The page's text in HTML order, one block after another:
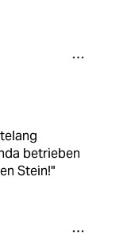
betrieben
Stein!"